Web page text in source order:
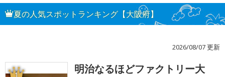
夏の人気スポットランキング【大阪府】
2026/08/07 更新
明治なるほどファクトリー大